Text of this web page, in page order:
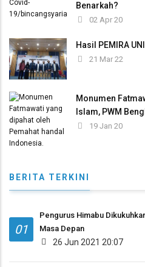
Benarkah?
02 Apr 20
Hasil PEMIRA
21 Mar 22
Monumen
Islam, PWM
19 Jan 20
BERITA TERKINI
01
Pengurus Himabu
Masa Depan
26 Jun 2021 20:07